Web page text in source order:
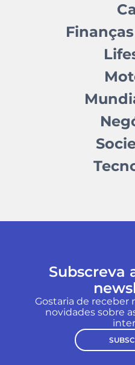
Subscreva
Gostaria de receber
novidades sobre